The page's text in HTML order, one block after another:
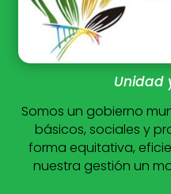
Unidad
Somos un gobierno
básicos, sociales y
forma equitativa,
nuestra gestión un